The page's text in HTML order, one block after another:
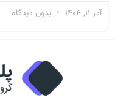
آذر 11, 1404 بدون دیدگاه